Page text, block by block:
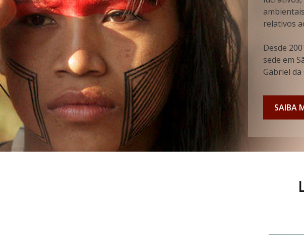
relativos
Desde
sede em
Gabriel da
SAIBA